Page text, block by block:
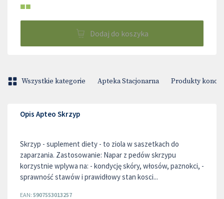
■■
Dodaj do koszyka
Wszystkie kategorie Apteka Stacjonarna Produkty
Opis Apteo Skrzyp
Skrzyp - suplement diety - to ziola w saszetkach do
zaparzania. Zastosowanie: Napar z pedów skrzypu
korzystnie wplywa na: - kondycję skóry, włosów, paznokci, -
sprawność stawów i prawidłowy stan kosci...
EAN: 5907553013257